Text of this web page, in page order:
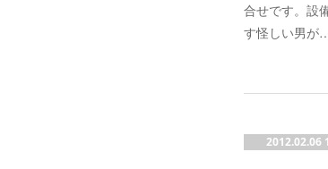
合せです。設
す怪しい男が
2012.02.06